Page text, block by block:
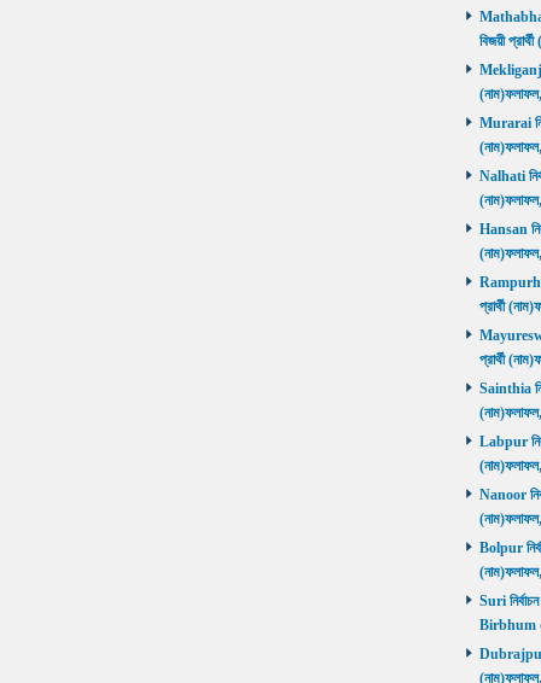
বিজয়ী
Mekliganj
Murarai
Nalhati
Hansan
Rampurhat
প্রার্থী
প্রার্থী
Sainthia
Labpur
Nanoor
Bolpur
Suri
Birbhum
Dubrajpur